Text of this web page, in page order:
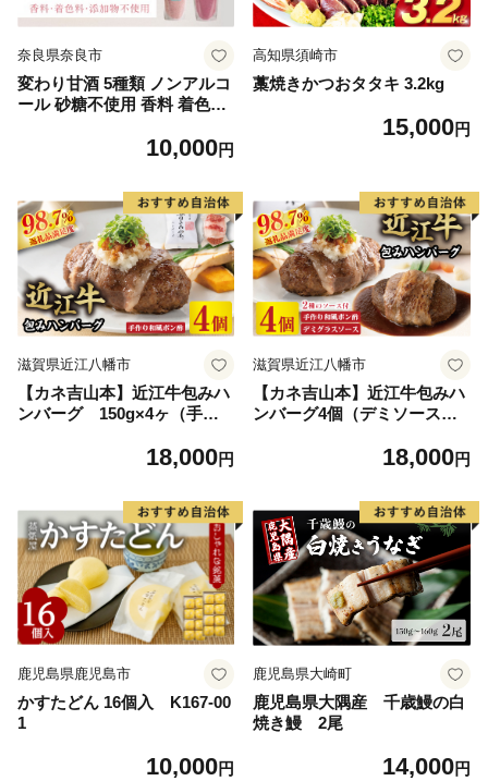
奈良県奈良市
変わり甘酒 5種類 ノンアルコ
ール 砂糖不使用 香料 着色料
ぐるてんふりー・ヴィーガン
冷凍 発酵 健康 ラッコラ 奈良
県 奈良市 I-322
10,000円
高知県須崎市
藁焼きかつおタタキ 3.2kg
15,000円
滋賀県近江八幡市
【カネ吉山本】近江牛包みハ
ンバーグ 150g×4ヶ（手作
W】（国産牛 和牛 ブラン
おすすめ 神戸牛 松阪牛 に
並ぶ 日本三大和牛 近江牛）
18,000円
滋賀県近江八幡市
【カネ吉山本】近江牛包みハ
ンバーグ4個（デミソース・
W】（国産牛 和牛 ブラン
おすすめ 神戸牛 松阪牛 に
並ぶ 日本三大和牛 近江牛）
18,000円
鹿児島県鹿児島市
かすたどん 16個入 K167-00
1
10,000円
鹿児島県大崎町
鹿児島県大隅産 千歳鰻の白
焼き鰻 2尾
14,000円